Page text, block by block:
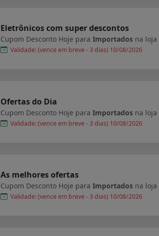
Eletrônicos com super descontos
Cupom Desconto Hoje para Importados na loja
Validade: (vence em breve - 3 dias) 10/08/2026
Ofertas do Dia
Cupom Desconto Hoje para Importados na loja
Validade: (vence em breve - 3 dias) 10/08/2026
As melhores ofertas
Cupom Desconto Hoje para Importados na loja
Validade: (vence em breve - 3 dias) 10/08/2026